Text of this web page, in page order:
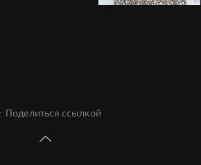
Поделиться ссылкой